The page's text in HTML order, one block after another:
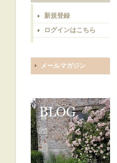
新規登録
ログインはこちら
メールマガジン